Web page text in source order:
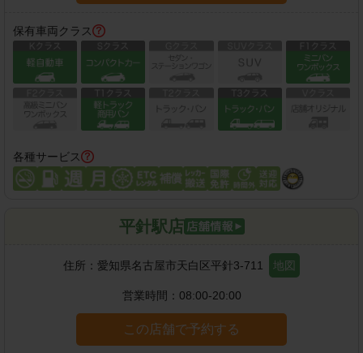
保有車両クラス
各種サービス
平針駅店
住所： 愛知県名古屋市天白区平針3-711 地図
営業時間： 08:00-20:00
この店舗で予約する